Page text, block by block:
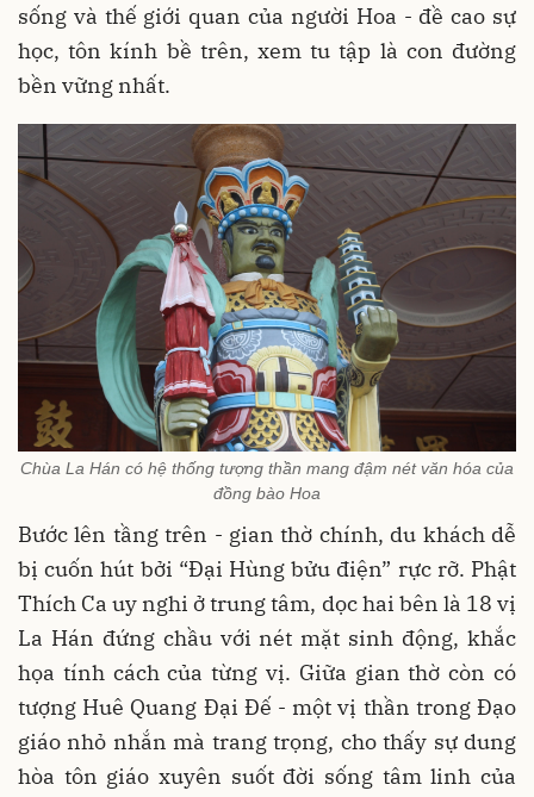
sống và thế giới quan của người Hoa - đề cao sự
học, tôn kính bề trên, xem tu tập là con đường
bền vững nhất.
Chùa La Hán có hệ thống tượng thần mang đậm nét văn hóa của
đồng bào Hoa
Bước lên tầng trên - gian thờ chính, du khách dễ
bị cuốn hút bởi “Đại Hùng bửu điện” rực rỡ. Phật
Thích Ca uy nghi ở trung tâm, dọc hai bên là 18 vị
La Hán đứng chầu với nét mặt sinh động, khắc
họa tính cách của từng vị. Giữa gian thờ còn có
tượng Huê Quang Đại Đế - một vị thần trong Đạo
giáo nhỏ nhắn mà trang trọng, cho thấy sự dung
hòa tôn giáo xuyên suốt đời sống tâm linh của